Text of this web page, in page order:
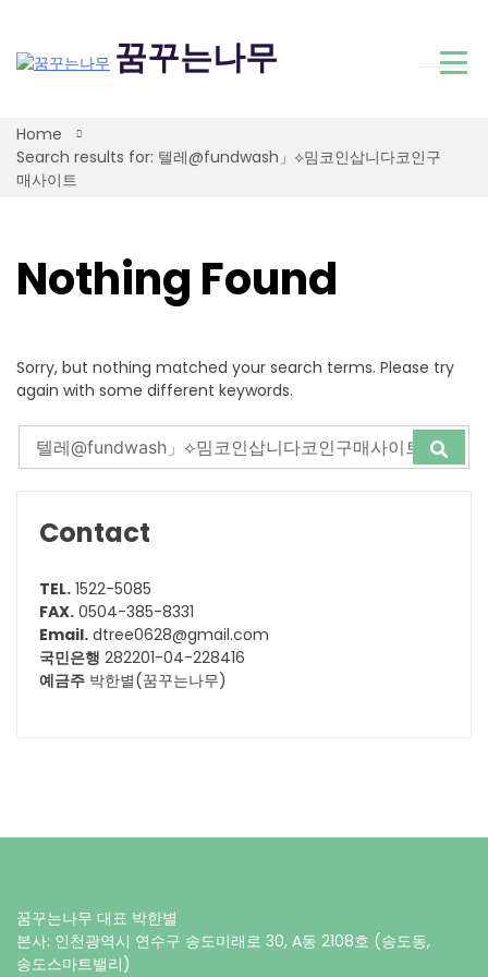
content
꿈꾸는나무
Home
Search results for: 텔레@fundwash」⟡밈코인삽니다코인구
매사이트
Nothing Found
Sorry, but nothing matched your search terms. Please try
again with some different keywords.
Contact
TEL. 1522-5085
FAX. 0504-385-8331
Email. dtree0628@gmail.com
국민은행 282201-04-228416
예금주 박한별(꿈꾸는나무)
꿈꾸는나무 대표 박한별
본사: 인천광역시 연수구 송도미래로 30, A동 2108호 (송도동,
송도스마트밸리)